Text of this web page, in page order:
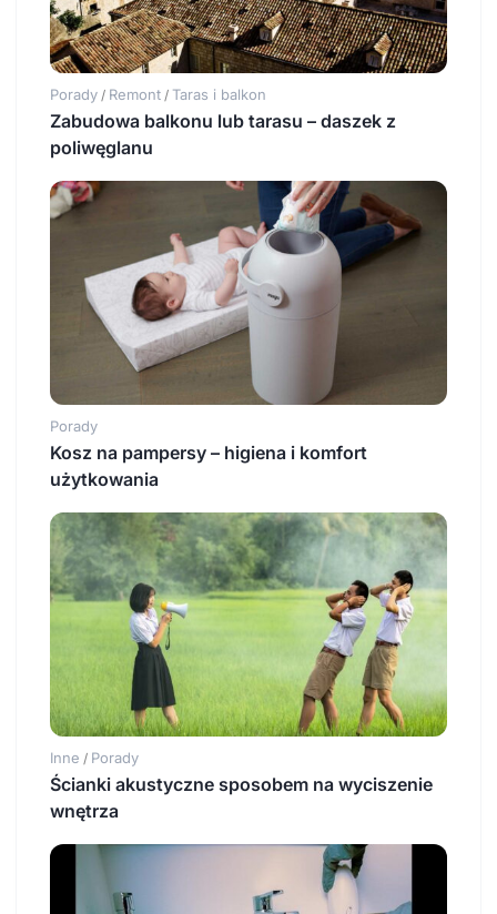
Porady / Remont / Taras i balkon
Zabudowa balkonu lub tarasu – daszek z
poliwęglanu
Porady
Kosz na pampersy – higiena i komfort
użytkowania
Inne / Porady
Ścianki akustyczne sposobem na wyciszenie
wnętrza